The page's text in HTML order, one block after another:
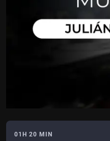
01H 20 MIN